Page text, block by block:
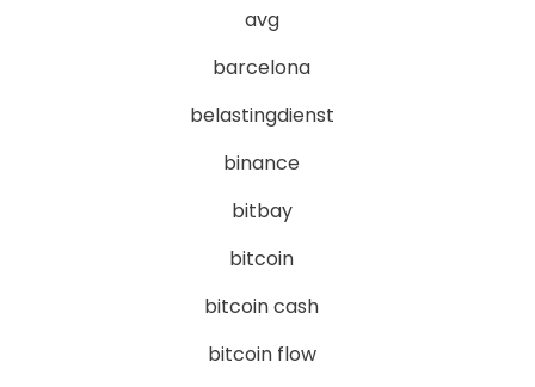
avg
barcelona
belastingdienst
binance
bitbay
bitcoin
bitcoin cash
bitcoin flow